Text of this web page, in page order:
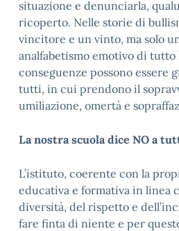
situazione e denunciarla,
ricoperto. Nelle storie di
vincitore e un vinto, ma solo
analfabetismo emotivo di tutto
conseguenze possono essere
tutti, in cui prendono il
umiliazione, omertà e
La nostra scuola dice NO a
L’istituto, coerente con la
educativa e formativa in linea
diversità, del rispetto e
fare finta di niente e per